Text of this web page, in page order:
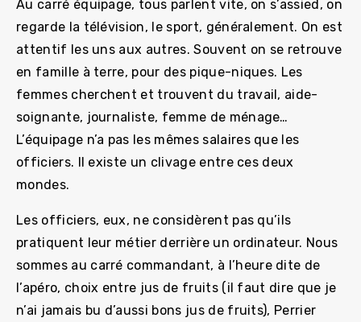
Au carré équipage, tous parlent vite, on s’assied, on
regarde la télévision, le sport, généralement. On est
attentif les uns aux autres. Souvent on se retrouve
en famille à terre, pour des pique-niques. Les
femmes cherchent et trouvent du travail, aide-
soignante, journaliste, femme de ménage…
L’équipage n’a pas les mêmes salaires que les
officiers. Il existe un clivage entre ces deux
mondes.
Les officiers, eux, ne considèrent pas qu’ils
pratiquent leur métier derrière un ordinateur. Nous
sommes au carré commandant, à l’heure dite de
l’apéro, choix entre jus de fruits (il faut dire que je
n’ai jamais bu d’aussi bons jus de fruits), Perrier